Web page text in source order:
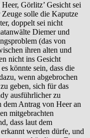
Görlitz’ Gesicht sei
solle die Kaputze
doppelt sei nicht
Diemer und
(das von
ihren alten und
nicht ins Gesicht
könnte sein, dass die
wenn abgebrochen
geben, sich für das
ausführlicher zu
dem Antrag von Heer an
mitgebrachten
dass laut dem
werden dürfe, und